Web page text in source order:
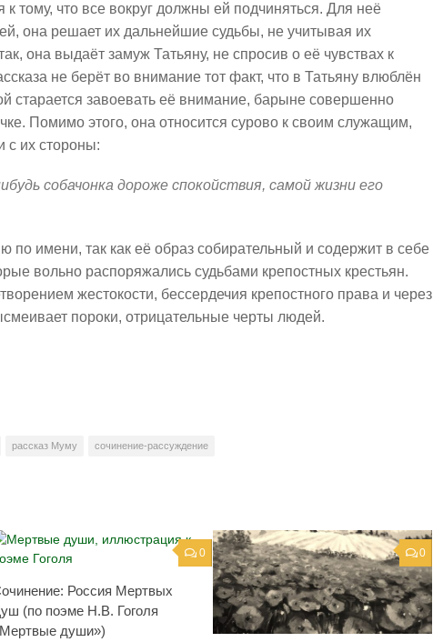
тому, что все вокруг должны ей подчиняться. Для неё
она решает их дальнейшие судьбы, не учитывая их
она выдаёт замуж Татьяну, не спросив о её чувствах к
не берёт во внимание тот факт, что в Татьяну влюблён
старается завоевать её внимание, барыне совершенно
Помимо этого, она относится сурово к своим служащим,
с их стороны:
собачонка дороже спокойствия, самой жизни его
по имени, так как её образ собирательный и содержит в себе
вольно распоряжались судьбами крепостных крестьян.
жестокости, бессердечия крепостного права и через
пороки, отрицательные черты людей.
рассказ Муму сочинение-рассуждение
0
Россия Мертвых
(по поэме Н.В. Гоголя
души»)
0